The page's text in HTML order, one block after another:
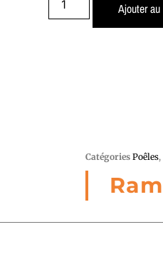
Ajouter
Catégories Poêles,